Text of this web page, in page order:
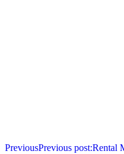
PreviousPrevious post:Rental